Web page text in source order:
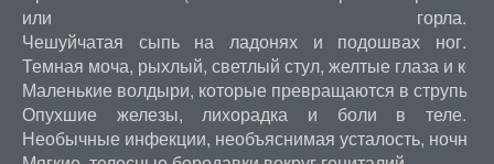
или горла.
Чешуйчатая сыпь на ладонях и подошвах ног.
Темная моча, рыхлый, светлый стул, желтые глаза и
Маленькие волдыри, которые превращаются в струпья
Опухшие железы, лихорадка и боли в теле.
Необычные инфекции, необъяснимая усталость, ночной